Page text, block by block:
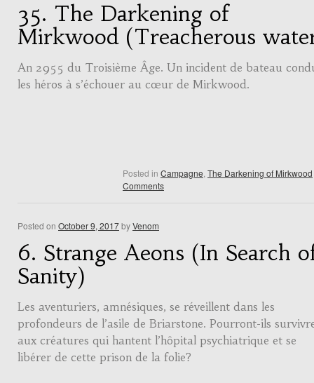
35. The Darkening of
Mirkwood (Treacherous
An 2955 du Troisième Âge. Un incident de bateau
les héros à s’échouer au cœur de Mirkwood.
Posted in Campagne The Darkening of Mirkwood
Comments
Posted on October 9, 2017byVenom
6. Strange Aeons (In Search
Sanity)
Les aventuriers, amnésiques, se réveillent dans les
profondeurs de l’asile de Briarstone. Pourront-ils
aux créatures qui hantent l’hôpital psychiatrique et se
libérer de cette prison de la folie?